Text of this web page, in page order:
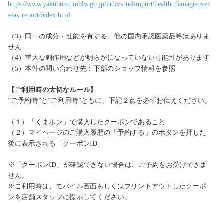
https://www.yakubutsu.mhlw.go.jp/individualimport/health_damage/over
seas_report/index.html
（3）同一の成分・性能を有する、他の国内承認医薬品等はありま
せん
（4）重大な副作用などが明らかになっていない可能性があります
（5）本件の問い合わせ先：下部のショップ情報を参照
【ご利用時の大切なルール】
”ご予約時”と”ご利用時”ともに、下記２点を必ずお伝えください。
（１）「くまポン」で購入したクーポンであること
（２）マイページのご購入履歴の「予約する」のボタンを押した
後に表示される「クーポンID」
※「クーポンID」が確認できない場合は、ご予約をお受けできま
せん。
※ご利用時は、モバイル画面もしくはプリントアウトしたクーポ
ンを店舗スタッフに提示してください。